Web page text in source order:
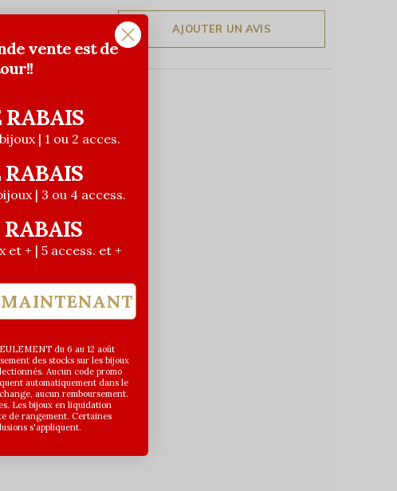
AJOUTER UN AVIS
vente est de
RABAIS
| 1 ou 2 acces.
RABAIS
| 3 ou 4 access.
RABAIS
et + | 5 access. et +
du 6 au 12 août
des stocks sur les bijoux
Aucun code promo
automatiquement dans le
aucun remboursement.
Les bijoux en liquidation
de rangement. Certaines
s'appliquent.